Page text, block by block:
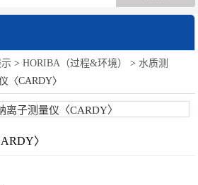
>HORIBA（过程&环境） >水质测
〈CARDY〉
〉